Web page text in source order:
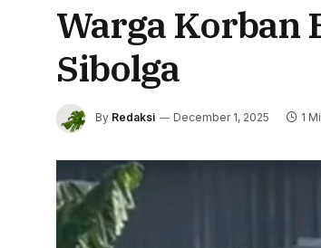
Warga Korban
Sibolga
By Redaksi December 1, 2025 1